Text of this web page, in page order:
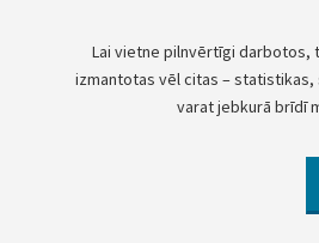
zemes reformu Latvijas
Lai vietne pilnvērtīgi darbotos,
izmantotas vēl citas – statistikas,
varat jebkurā brīdī